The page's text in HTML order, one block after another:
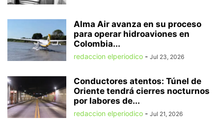
Alma Air avanza en su proceso
para operar hidroaviones en
Colombia...
redaccion elperiodico - Jul 23, 2026
Conductores atentos: Túnel de
Oriente tendrá cierres nocturnos
por labores de...
redaccion elperiodico - Jul 21, 2026